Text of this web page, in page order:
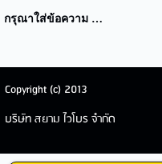
กรุณาใส่ข้อความ …
Copyright (c) 2013
บริษัท สยาม ไวโบร จำกัด